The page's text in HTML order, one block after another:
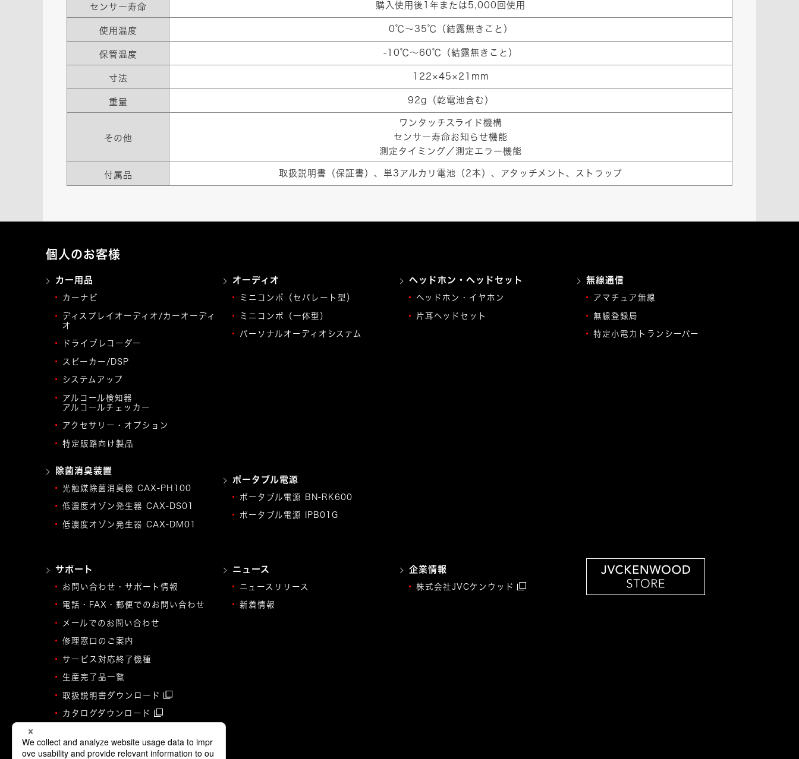
センサー寿命 購入使用後1年または5,000回使用
使用温度 0℃〜35℃（結露無きこと）
保管温度 -10℃〜60℃（結露無きこと）
寸法 122×45×21mm
重量 92g（乾電池含む）
その他
ワンタッチスライド機構
センサー寿命お知らせ機能
測定タイミング／測定エラー機能
付属品 取扱説明書（保証書）、単3アルカリ電池（2本）、アタッチメント、ストラップ
個人のお客様
カー用品
カーナビ
ディスプレイオーディオ/カーオーディ
オ
ドライブレコーダー
スピーカー/DSP
システムアップ
アルコール検知器
アルコールチェッカー
アクセサリー・オプション
特定販路向け製品
オーディオ
ミニコンポ（セパレート型）
ミニコンポ（一体型）
パーソナルオーディオシステム
ヘッドホン・ヘッドセット
ヘッドホン・イヤホン
片耳ヘッドセット
無線通信
アマチュア無線
無線登録局
特定小電力トランシーバー
除菌消臭装置
光触媒除菌消臭機 CAX-PH100
低濃度オゾン発生器 CAX-DS01
低濃度オゾン発生器 CAX-DM01
ポータブル電源
ポータブル電源 BN-RK600
ポータブル電源 IPB01G
サポート
お問い合わせ・サポート情報
電話・FAX・郵便でのお問い合わせ
メールでのお問い合わせ
修理窓口のご案内
サービス対応終了機種
生産完了品一覧
取扱説明書ダウンロード
カタログダウンロード
ニュース
ニュースリリース
新着情報
企業情報
株式会社JVCケンウッド